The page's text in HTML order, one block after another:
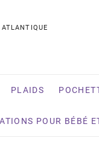
PLAIDS
POUR BÉBÉ